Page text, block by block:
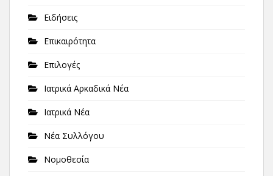
Ειδήσεις
Επικαιρότητα
Επιλογές
Ιατρικά Αρκαδικά Νέα
Ιατρικά Νέα
Νέα Συλλόγου
Νομοθεσία